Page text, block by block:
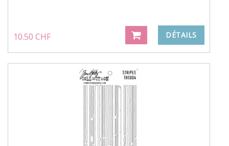
10.50 CHF DÉTAILS